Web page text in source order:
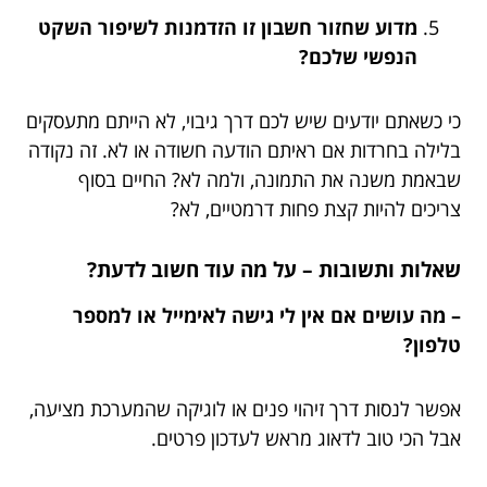
מדוע שחזור חשבון זו הזדמנות לשיפור השקט
הנפשי שלכם?
כי כשאתם יודעים שיש לכם דרך גיבוי, לא הייתם מתעסקים
בלילה בחרדות אם ראיתם הודעה חשודה או לא. זה נקודה
שבאמת משנה את התמונה, ולמה לא? החיים בסוף
צריכים להיות קצת פחות דרמטיים, לא?
שאלות ותשובות – על מה עוד חשוב לדעת?
– מה עושים אם אין לי גישה לאימייל או למספר
טלפון?
אפשר לנסות דרך זיהוי פנים או לוגיקה שהמערכת מציעה,
אבל הכי טוב לדאוג מראש לעדכון פרטים.